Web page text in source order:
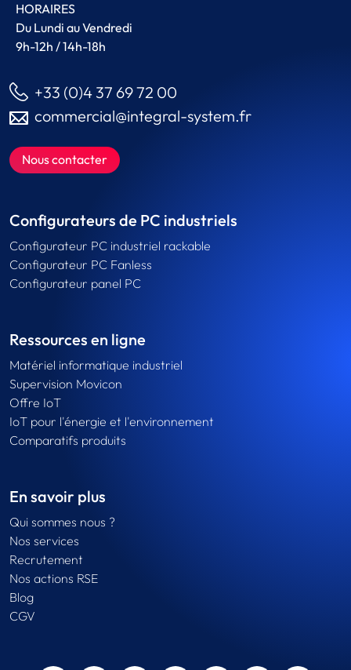
HORAIRES
Du Lundi au Vendredi
9h-12h / 14h-18h
+33 (0)4 37 69 72 00
commercial@integral-system.fr
Nous contacter
Configurateurs de PC industriels
Configurateur PC industriel rackable
Configurateur PC Fanless
Configurateur panel PC
Ressources en ligne
Matériel informatique industriel
Supervision Movicon
Offre IoT
IoT pour l'énergie et l'environnement
Comparatifs produits
En savoir plus
Qui sommes nous ?
Nos services
Recrutement
Nos actions RSE
Blog
CGV